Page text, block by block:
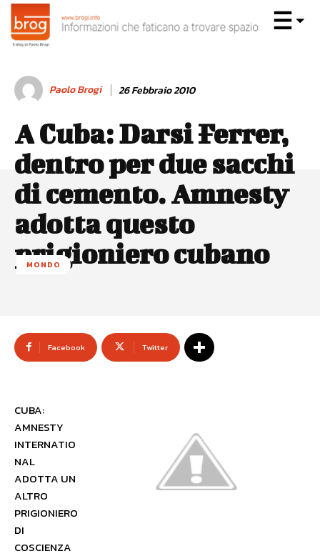
Paolo Brogi 26 Febbraio 2010
A Cuba: Darsi Ferrer,
dentro per due sacchi
di cemento. Amnesty
adotta questo
prigioniero cubano
MONDO
Facebook Twitter
CUBA:
AMNESTY
INTERNATIO
NAL
ADOTTA UN
ALTRO
PRIGIONIERO
DI
COSCIENZA